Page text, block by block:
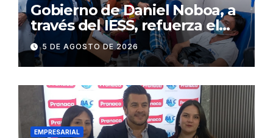
Gobierno de Daniel Noboa, a
través del IESS, refuerza el
abastecimiento de insulina
en 86 establecimientos de
salud
5 DE AGOSTO DE 2026
EMPRESARIAL